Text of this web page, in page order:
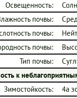
Освещенность:
почвы:
почвы:
почвы:
Тип почвы:
к
Зимостойкость:
4a